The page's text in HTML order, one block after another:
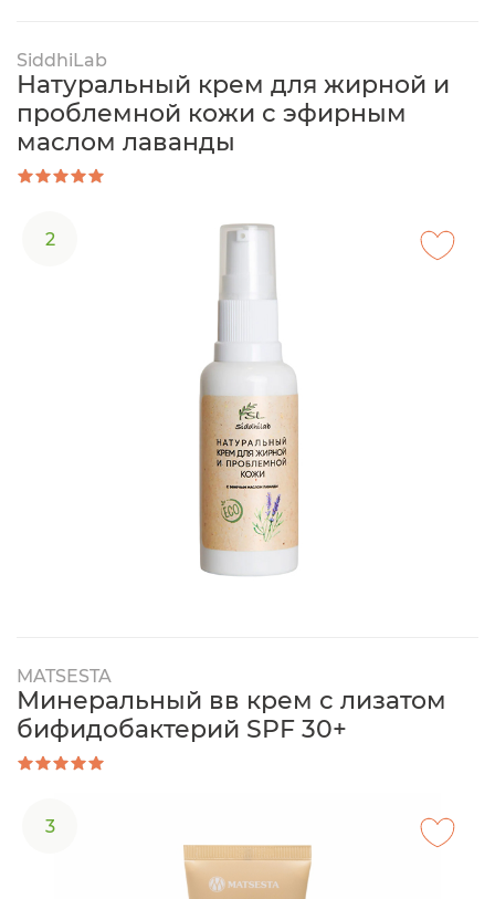
SiddhiLab
Натуральный крем для жирной и
проблемной кожи с эфирным
маслом лаванды
2
MATSESTA
Минеральный вв крем с лизатом
бифидобактерий SPF 30+
3